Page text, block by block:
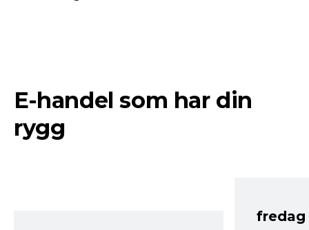
E-handel som har din
rygg
fredag